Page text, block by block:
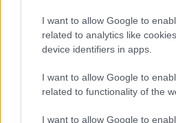
I want to allow Google to
related to analytics like
device identifiers in apps.
I want to allow Google to
related to functionality of the
I want to allow Google to
történelemben, hogy egy
kihasználja a Magyarhonon
ellentéteket. Azóta is ezzel
nyugat, mind Oroszország
energiaellátási,
Elemi érdekünk volna egy